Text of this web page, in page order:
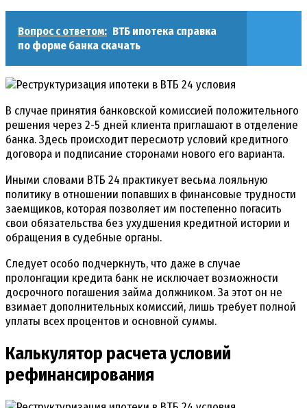
Вопрос с ответом: ВТБ ипотека справка
по форме банка скачать
В случае принятия банковской комиссией положительного
решения через 2-5 дней клиента приглашают в отделение
банка. Здесь происходит пересмотр условий кредитного
договора и подписание сторонами нового его варианта.
Иными словами ВТБ 24 практикует весьма лояльную
политику в отношении попавших в финансовые трудности
заемщиков, которая позволяет им постепенно погасить
свои обязательства без ухудшения кредитной истории и
обращения в судебные органы.
Следует особо подчеркнуть, что даже в случае
пролонгации кредита банк не исключает возможности
досрочного погашения займа должником. За этот он не
взимает дополнительных комиссий, лишь требует полной
уплаты всех процентов и основной суммы.
Калькулятор расчета условий
рефинансирования